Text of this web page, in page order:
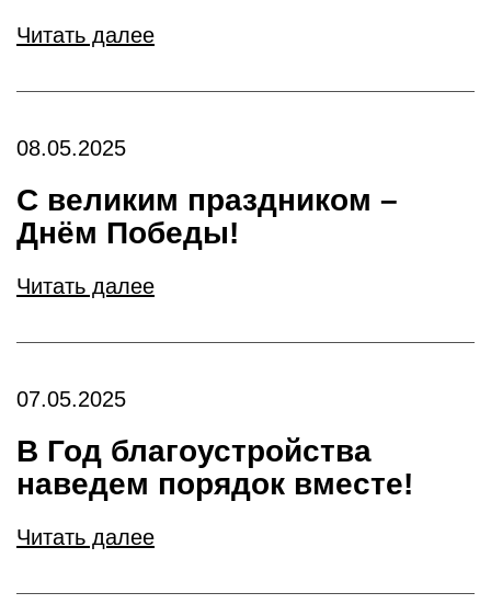
Читать далее
08.05.2025
С великим праздником –
Днём Победы!
Читать далее
07.05.2025
В Год благоустройства
наведем порядок вместе!
Читать далее